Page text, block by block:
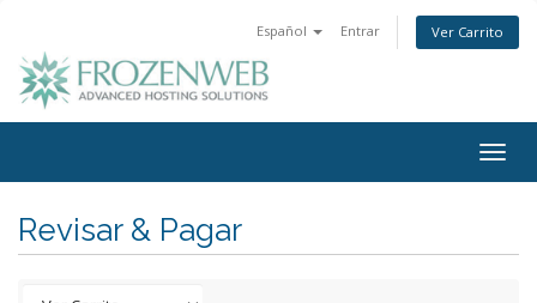
Español Entrar Ver Carrito
Revisar & Pagar